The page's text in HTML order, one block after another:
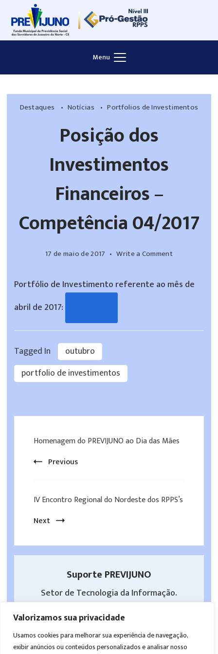
Valorizamos sua privacidade
Usamos cookies para melhorar sua experiência de navegação,
exibir anúncios ou conteúdos personalizados e analisar nosso
content
Menu
Destaques Notícias Portfolios de Investimentos
Posição dos
Investimentos
Financeiros –
Competência 04/2017
17 de maio de 2017 Write a Commenton
dos
Competência
Portfólio de Investimento referente ao mês de
abril de 2017:
Tagged In
outubro
portfolio de investimentos
Navigation
Homenagem do PREVIJUNO ao Dia das Mães
Previous
IV Encontro Regional do Nordeste dos RPPS’s
Next
Suporte PREVIJUNO
Setor de Tecnologia da Informação.
View All Articles